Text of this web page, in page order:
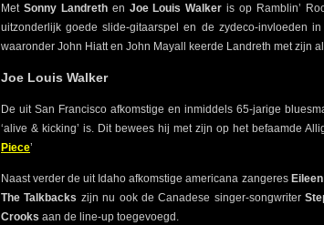
Met Sonny Landreth en Joe Louis Walker is op Ramblin’
uitzonderlijk goede slide-gitaarspel en de zydeco-invloeden
waaronder John Hiatt en John Mayall keerde Landreth met zijn
Joe Louis Walker
De uit San Francisco afkomstige en inmiddels 65-jarige
‘alive & kicking’ is. Dit bewees hij met zijn op het befaamde
Piece’
Naast verder de uit Idaho afkomstige americana zangeres
The Talkbacks zijn nu ook de Canadese singer-songwriter
Crooks aan de line-up toegevoegd.